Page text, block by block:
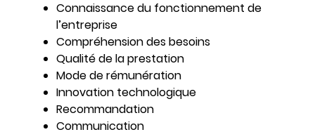
Connaissance du fonctionnement de
l’entreprise
Compréhension des besoins
Qualité de la prestation
Mode de rémunération
Innovation technologique
Recommandation
Communication